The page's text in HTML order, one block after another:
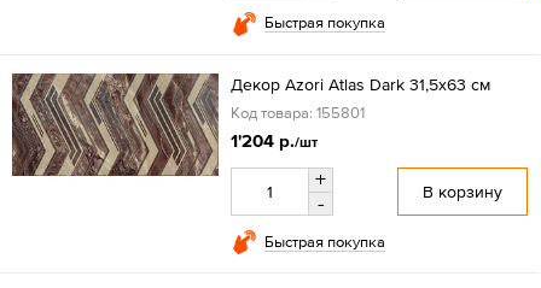
Быстрая покупка
Декор Azori Atlas Dark 31,5х63 см
Код товара: 155801
1'204 р./шт
+
-
В корзину
Быстрая покупка